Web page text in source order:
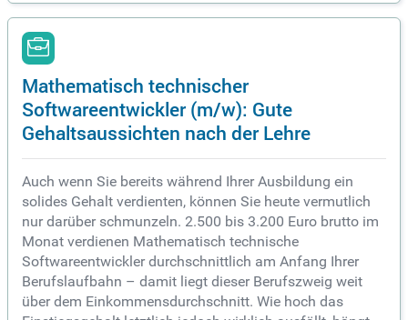
Mathematisch technischer
Softwareentwickler (m/w): Gute
Gehaltsaussichten nach der Lehre
Auch wenn Sie bereits während Ihrer Ausbildung ein
solides Gehalt verdienten, können Sie heute vermutlich
nur darüber schmunzeln. 2.500 bis 3.200 Euro brutto im
Monat verdienen Mathematisch technische
Softwareentwickler durchschnittlich am Anfang Ihrer
Berufslaufbahn – damit liegt dieser Berufszweig weit
über dem Einkommensdurchschnitt. Wie hoch das